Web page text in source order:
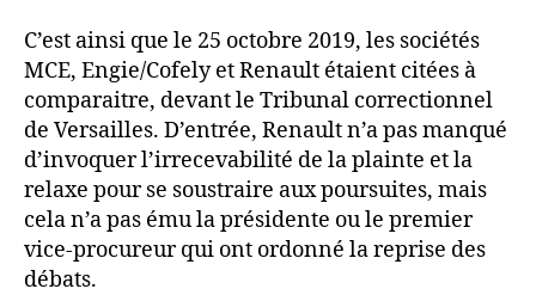
C’est ainsi que le 25 octobre 2019, les sociétés
MCE, Engie/Cofely et Renault étaient citées à
comparaitre, devant le Tribunal correctionnel
de Versailles. D’entrée, Renault n’a pas manqué
d’invoquer l’irrecevabilité de la plainte et la
relaxe pour se soustraire aux poursuites, mais
cela n’a pas ému la présidente ou le premier
vice-procureur qui ont ordonné la reprise des
débats.